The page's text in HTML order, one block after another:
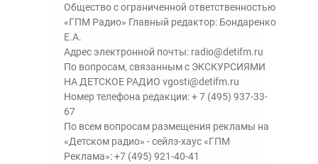
Общество с ограниченной ответственностью
«ГПМ Радио» Главный редактор: Бондаренко
Е.А.
Адрес электронной почты: radio@detifm.ru
По вопросам, связанным с ЭКСКУРСИЯМИ
НА ДЕТСКОЕ РАДИО vgosti@detifm.ru
Номер телефона редакции:+ 7 (495) 937-33-
67
По всем вопросам размещения рекламы на
«Детском радио» - сейлз-хаус «ГПМ
Реклама»:+7 (495) 921-40-41